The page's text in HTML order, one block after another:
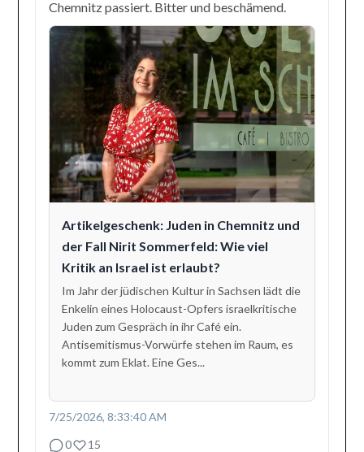
Chemnitz passiert. Bitter und beschämend.
Artikelgeschenk: Juden in Chemnitz und
der Fall Nirit Sommerfeld: Wie viel
Kritik an Israel ist erlaubt?
Im Jahr der jüdischen Kultur in Sachsen lädt die
Enkelin eines Holocaust-Opfers israelkritische
Juden zum Gespräch in ihr Café ein.
Antisemitismus-Vorwürfe stehen im Raum, es
kommt zum Eklat. Eine Ges...
7/25/2026, 8:33:40 AM
0
15